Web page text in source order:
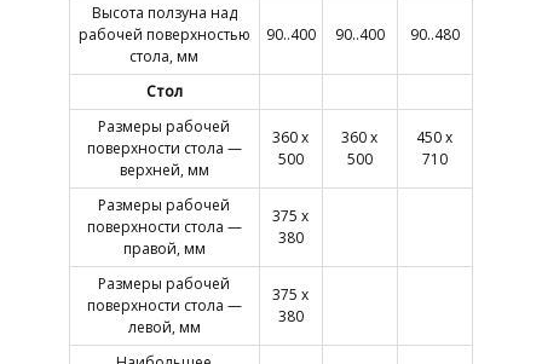
Высота ползуна над
рабочей поверхностью
стола, мм
90..400 90..400 90..480
Стол
Размеры рабочей
поверхности стола —
верхней, мм
360 х
500
360 х
500
450 х
710
Размеры рабочей
поверхности стола —
правой, мм
375 х
380
Размеры рабочей
поверхности стола —
левой, мм
375 х
380